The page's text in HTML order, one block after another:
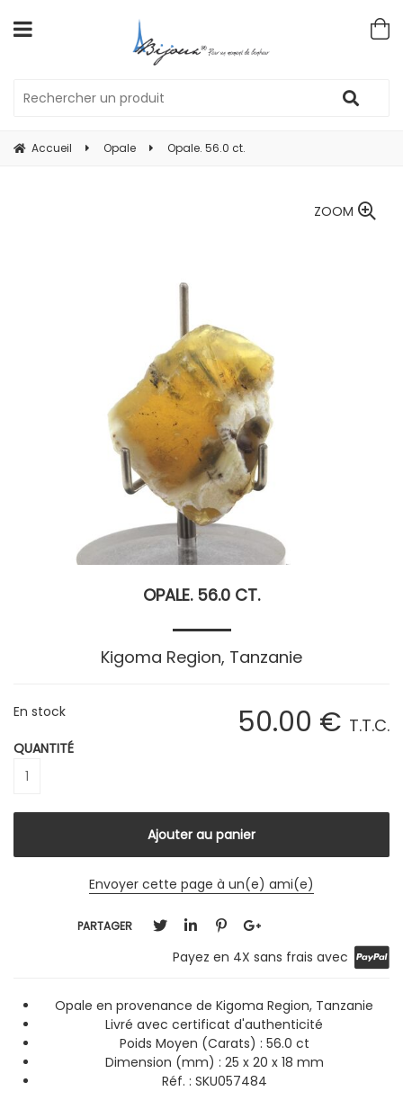
Accueil Opale Opale. 56.0 ct.
ZOOM
OPALE. 56.0 CT.
Kigoma Region, Tanzanie
50.00 € T.T.C.
En stock
QUANTITÉ
Envoyer cette page à un(e) ami(e)
PARTAGER
Payez en 4X sans frais avec
Opale en provenance de Kigoma Region, Tanzanie
Livré avec certificat d'authenticité
Poids Moyen (Carats) : 56.0 ct
Dimension (mm) : 25 x 20 x 18 mm
Réf. : SKU057484